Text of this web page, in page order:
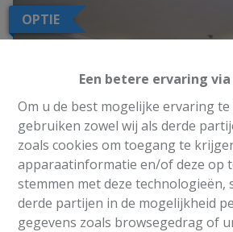
Een betere ervaring
Om u de best mogelijke ervaring te
gebruiken zowel wij als derde
zoals cookies om toegang te
apparaatinformatie en/of deze op
stemmen met deze technologieën,
derde partijen in de mogelijkheid
gegevens zoals browsegedrag of
OPTIE